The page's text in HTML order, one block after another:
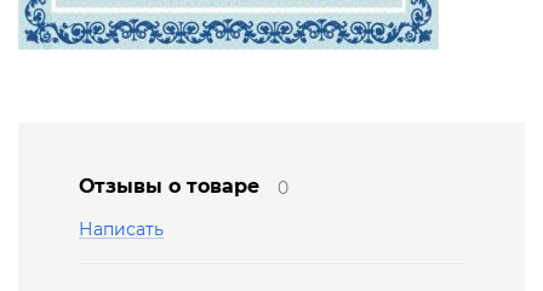
Отзывы о товаре
0
Написать